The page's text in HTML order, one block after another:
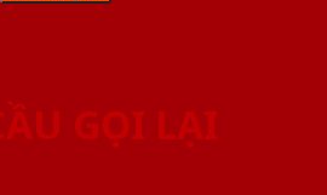
GỌI LẠI